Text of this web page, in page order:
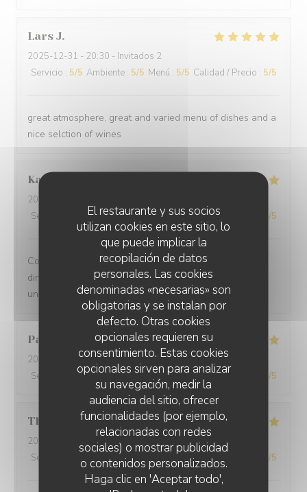
El restaurante y sus socios
utilizan cookies en este sitio, lo
que puede implicar la
recopilación de datos
personales. Las cookies
denominadas «necesarias» son
obligatorias y se instalan por
defecto. Otras cookies
opcionales requieren su
consentimiento. Estas cookies
opcionales sirven para analizar
su navegación, medir la
audiencia del sitio, ofrecer
funcionalidades (por ejemplo,
relacionadas con redes
sociales) o mostrar publicidad
o contenidos personalizados.
Haga clic en 'Aceptar todo',
Lars J
2025-12-31 - 20:30 - Invitados 2
Servicio : 5/5 Ambiente : 5/5 Menú : 5/5 Calidad / Precio : 5/5
great atmosphere, great and varied menu of dishes and a
nice selction of wines
Kamil
2025-12-31
Servicio
Ambiente: 5/5 Menú: 5/5 Calidad / Precio /5
Comprehensive restaurant with friendly service. The
dinner was tasty with fresh ingredients and served with
unexpected flavors.
Paolo
2025-12-29 - 20:00 - Invitados 2
Servicio
/5 Ambiente: 5/5 Menú: 5 /5 Calidad / Precio /5
Thomas L
2025-12-31
- 20:00 - Invitados 2
Servicio
Ambiente : 5 Menú 5 Calidad / Precio /5